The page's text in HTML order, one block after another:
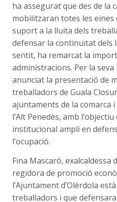
ha assegurat que des de la
mobilitzaran totes les
suport a la lluita dels
defensar la continuïtat dels
sentit, ha remarcat la
administracions. Per la
anunciat la presentació de
treballadors de Guala
ajuntaments de la comarca
l’Alt Penedès, amb
institucional ampli en
l’ocupació.
Fina Mascaró, exalcaldessa
regidora de promoció
l’Ajuntament d’Olèrdola
treballadors i que